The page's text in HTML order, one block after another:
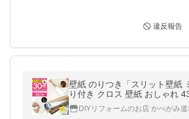
違反報告
壁紙 のりつき「スリット壁紙
り付き クロス 壁紙 おしゃれ
付き壁紙だけ30 ｍパック」+マ
心者 壁紙貼り替え 6畳壁紙
DIYリフォームのお店 かべがみ